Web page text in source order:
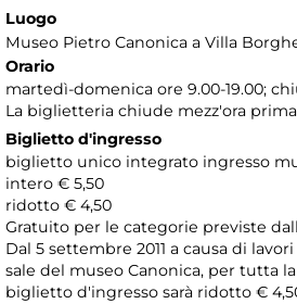
Luogo
Museo Pietro Canonica a Villa
Orario
martedì-domenica ore 9.00-19.00;
La biglietteria chiude mezz'ora prima
Biglietto d'ingresso
biglietto unico integrato ingresso
intero € 5,50
ridotto € 4,50
Gratuito per le categorie previste
Dal 5 settembre 2011 a causa di
sale del museo Canonica, per tutta
biglietto d'ingresso sarà ridotto €